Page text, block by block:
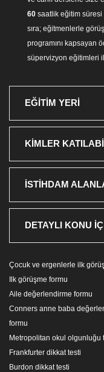
60 saatlik eğitim süresi
sıra; eğitmenlerle
programını kapsayan
süpervizyon eğitimleri
EĞİTİM YERİ
KİMLER
İSTİHDAM
DETAYLI KONU
Çocuk ve ergenlerle ilk
Ilk görüşme formu
Aile değerlendirme formu
Conners anne baba
formu
Metropolitan okul olgunluğu
Frankfurter dikkat testi
Burdon dikkat testi